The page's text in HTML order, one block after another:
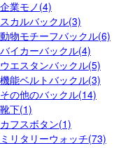
企業モノ(4)
スカルバックル(3)
動物モチーフバックル(6)
バイカーバックル(4)
ウエスタンバックル(5)
機能ベルトバックル(3)
その他のバックル(14)
靴下(1)
カフスボタン(1)
ミリタリーウォッチ(73)